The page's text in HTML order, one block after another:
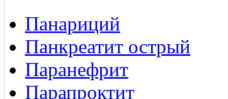
Панариций
Панкреатит острый
Паранефрит
Парапроктит